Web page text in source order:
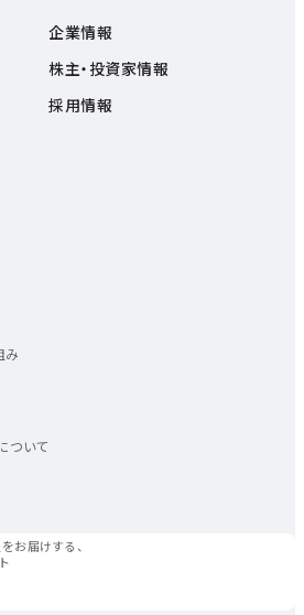
企業情報
株主・投資家情報
採用情報
み
ついて
お届けする、
で開く
ドウで開く
ィンドウで開く